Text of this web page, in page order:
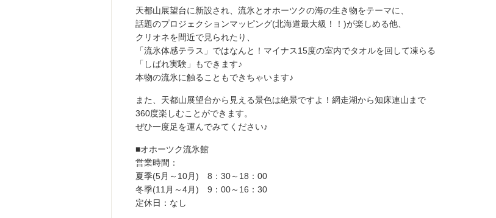
天都山展望台に新設され、流氷とオホーツクの海の生き物をテーマに、
話題のプロジェクションマッピング(北海道最大級！！)が楽しめる他、
クリオネを間近で見られたり、
「流氷体感テラス」ではなんと！マイナス15度の室内でタオルを回して凍らる
「しばれ実験」もできます♪
本物の流氷に触ることもできちゃいます♪
また、天都山展望台から見える景色は絶景ですよ！網走湖から知床連山まで
360度楽しむことができます。
ぜひ一度足を運んでみてください♪
■オホーツク流氷館
営業時間：
夏季(5月～10月) 8：30～18：00
冬季(11月～4月) 9：00～16：30
定休日：なし